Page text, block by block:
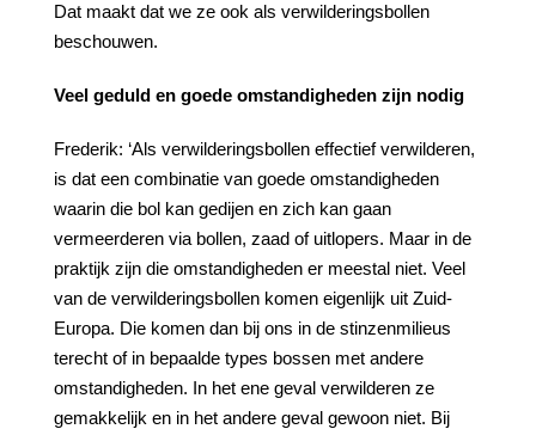
Dat maakt dat we ze ook als verwilderingsbollen
beschouwen.
Veel geduld en goede omstandigheden zijn nodig
Frederik: ‘Als verwilderingsbollen effectief verwilderen,
is dat een combinatie van goede omstandigheden
waarin die bol kan gedijen en zich kan gaan
vermeerderen via bollen, zaad of uitlopers. Maar in de
praktijk zijn die omstandigheden er meestal niet. Veel
van de verwilderingsbollen komen eigenlijk uit Zuid-
Europa. Die komen dan bij ons in de stinzenmilieus
terecht of in bepaalde types bossen met andere
omstandigheden. In het ene geval verwilderen ze
gemakkelijk en in het andere geval gewoon niet. Bij